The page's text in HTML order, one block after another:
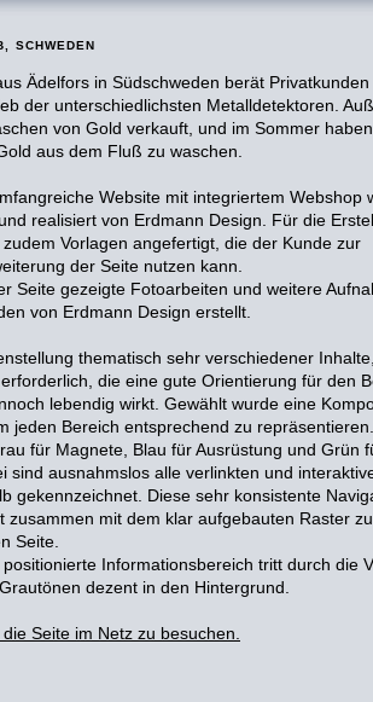
SCHWEDEN
Ädelfors in Südschweden berät
der unterschiedlichsten Metalldetektoren.
von Gold verkauft, und im Sommer
aus dem Fluß zu waschen.
Website mit integriertem Webshop
realisiert von Erdmann Design. Für die
Vorlagen angefertigt, die der Kunde zur
der Seite nutzen kann.
Seite gezeigte Fotoarbeiten und weitere
von Erdmann Design erstellt.
thematisch sehr verschiedener
die eine gute Orientierung für den
lebendig wirkt. Gewählt wurde eine
jeden Bereich entsprechend zu
für Magnete, Blau für Ausrüstung und Grün
sind ausnahmslos alle verlinkten und
gekennzeichnet. Diese sehr konsistente
zusammen mit dem klar aufgebauten Raster
Seite.
Informationsbereich tritt durch die
dezent in den Hintergrund.
Seite im Netz zu besuchen.